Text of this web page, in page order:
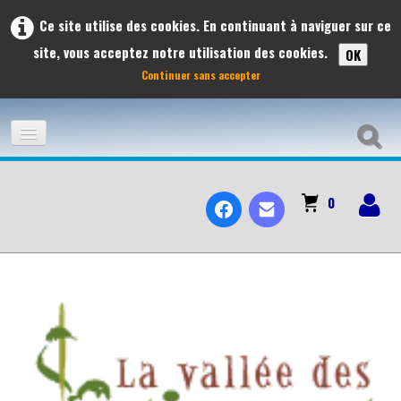
Ce site utilise des cookies. En continuant à naviguer sur ce
site, vous acceptez notre utilisation des cookies.
OK
Continuer sans accepter
LES VOYAGES ET SORTIES À L'AFFICHE 2026
PRÉVISIONS DES SORTIES 2026
0